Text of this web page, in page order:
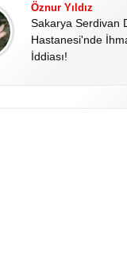
Öznur Yıldız
Sakarya Serdivan
Hastanesi'nde
İddiası!